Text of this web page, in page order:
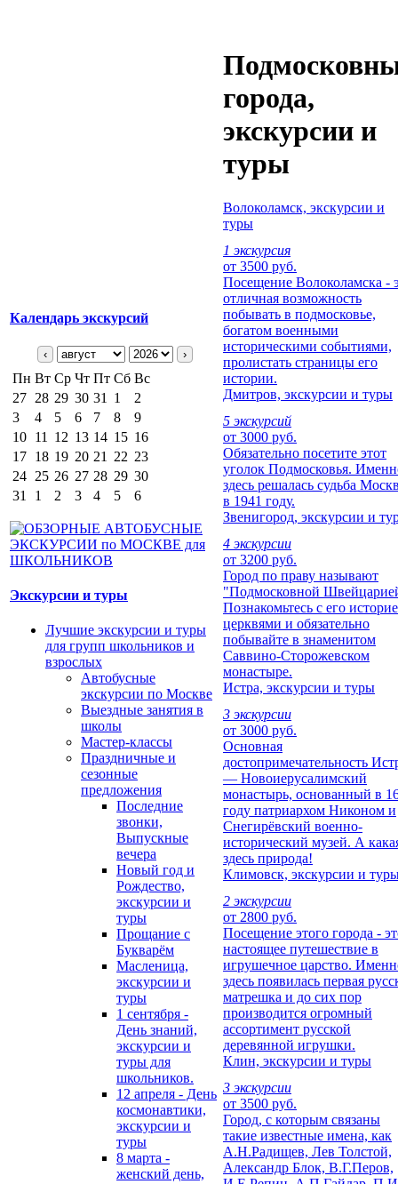
Календарь экскурсий
‹ ›
Пн Вт Ср Чт Пт Сб Вс
27 28 29 30 31 1
2
3
4 5 6 7 8
9
10 11 12 13 14 15 16
17 18 19 20 21 22 23
24 25 26 27 28 29 30
31
1 2 3 4 5 6
Экскурсии и туры
Лучшие экскурсии и туры
для групп школьников и
взрослых
Автобусные
экскурсии по Москве
Выездные занятия в
школы
Мастер-классы
Праздничные и
сезонные
предложения
Последние
звонки,
Выпускные
вечера
Новый год и
Рождество,
экскурсии и
туры
Прощание с
Букварём
Масленица,
экскурсии и
туры
1 сентября -
День знаний,
экскурсии и
туры для
школьников.
12 апреля - День
космонавтики,
экскурсии и
туры
8 марта -
женский день,
города,
экскурсии и
туры
Волоколамск, экскурсии и
туры
1 экскурсия
от 3500 руб.
Посещение Волоколамска -
отличная возможность
побывать в подмосковье,
богатом военными
историческими событиями,
пролистать страницы его
истории.
Дмитров, экскурсии и туры
5 экскурсий
от 3000 руб.
Обязательно посетите этот
уголок Подмосковья.
здесь решалась судьба
в 1941 году.
Звенигород, экскурсии и
4 экскурсии
от 3200 руб.
Город по праву называют
"Подмосковной
Познакомьтесь с его
церквями и обязательно
побывайте в знаменитом
Саввино-Сторожевском
монастыре.
Истра, экскурсии и туры
3 экскурсии
от 3000 руб.
Основная
достопримечательность
— Новоиерусалимский
монастырь, основанный в
году патриархом Никоном и
Снегирёвский военно-
исторический музей. А
здесь природа!
Климовск, экскурсии и
2 экскурсии
от 2800 руб.
Посещение этого города -
настоящее путешествие в
игрушечное царство.
здесь появилась первая
матрешка и до сих пор
производится огромный
ассортимент русской
деревянной игрушки.
Клин, экскурсии и туры
3 экскурсии
от 3500 руб.
Город, с которым связаны
такие известные имена, как
А.Н.Радищев, Лев Толстой,
Александр Блок, В.Г.Перов,